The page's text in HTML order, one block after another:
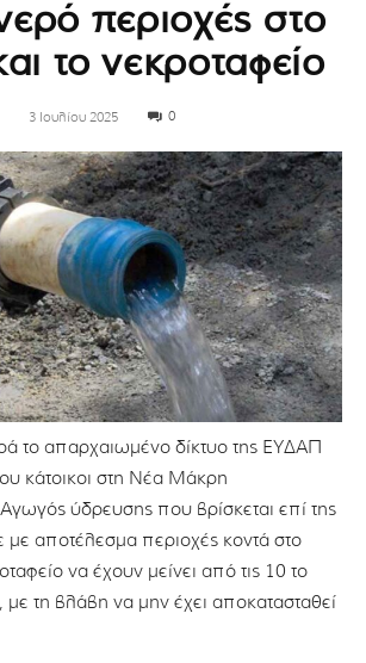
περιοχές στο
το νεκροταφείο
3 Ιουλίου 2025 0
το απαρχαιωμένο δίκτυο της ΕΥΔΑΠ
κάτοικοι στη Νέα Μάκρη
ύδρευσης που βρίσκεται επί της
αποτέλεσμα περιοχές κοντά στο
να έχουν μείνει από τις 10 το
τη βλάβη να μην έχει αποκατασταθεί